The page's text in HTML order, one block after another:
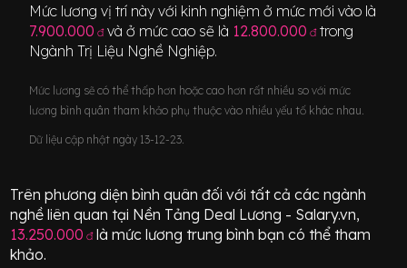
Mức lương vị trí này với kinh nghiệm ở mức mới vào là
7.900.000 đ và ở mức cao sẽ là 12.800.000 đ trong
NgànhTrị Liệu Nghề Nghiệp.
Mức lương sẽ có thể thấp hơn hoặc cao hơn rất nhiều so với mức
lương bình quân tham khảo phụ thuộc vào nhiều yếu tố khác nhau.
Dữ liệu cập nhật ngày 13-12-23.
Trên phương diện bình quân đối với tất cả các ngành
nghề liên quan tại Nền Tảng Deal Lương - Salary.vn,
13.250.000 đlà mức lương trung bình bạn có thể tham
khảo.